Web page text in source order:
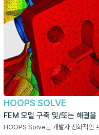
HOOPS SOLVE
FEM 모델 구축 및/또는 해결
HOOPS Solve는 개발자 친화적인